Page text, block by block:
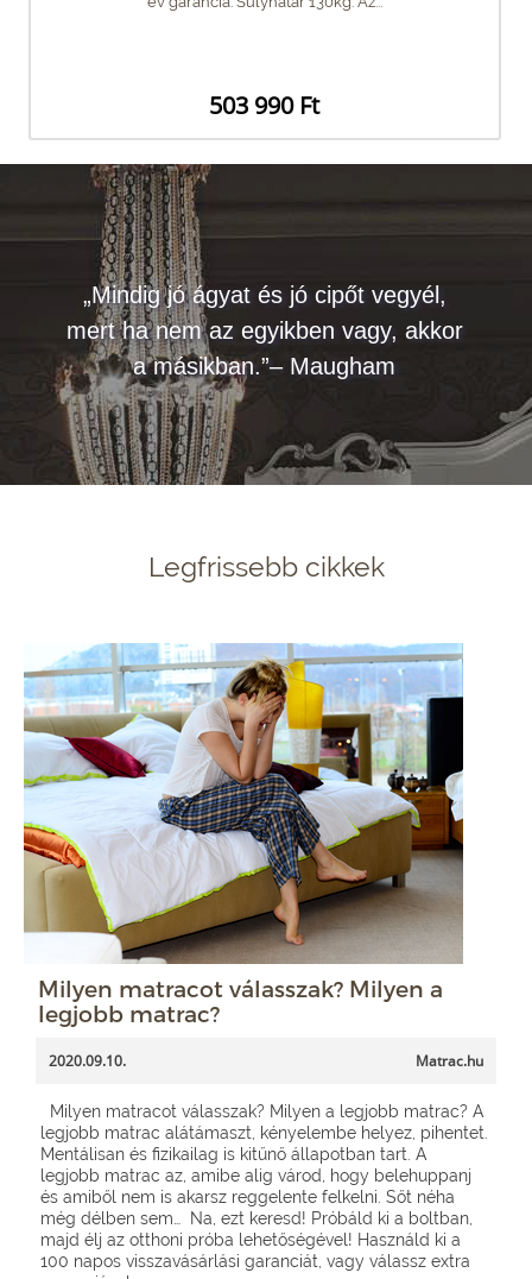
503 990 Ft
„Mindig jó ágyat és jó cipőt vegyél,
mert ha nem az egyikben vagy, akkor
a másikban.”– Maugham
Legfrissebb cikkek
Milyen matracot válasszak? Milyen a
legjobb matrac?
2020.09.10. Matrac.hu
Milyen matracot válasszak? Milyen a legjobb matrac? A
legjobb matrac alátámaszt, kényelembe helyez, pihentet.
Mentálisan és fizikailag is kitűnő állapotban tart. A
legjobb matrac az, amibe alig várod, hogy belehuppanj
és amiből nem is akarsz reggelente felkelni. Sőt néha
még délben sem… Na, ezt keresd! Próbáld ki a boltban,
majd élj az otthoni próba lehetőségével! Használd ki a
100 napos visszavásárlási garanciát, vagy válassz extra